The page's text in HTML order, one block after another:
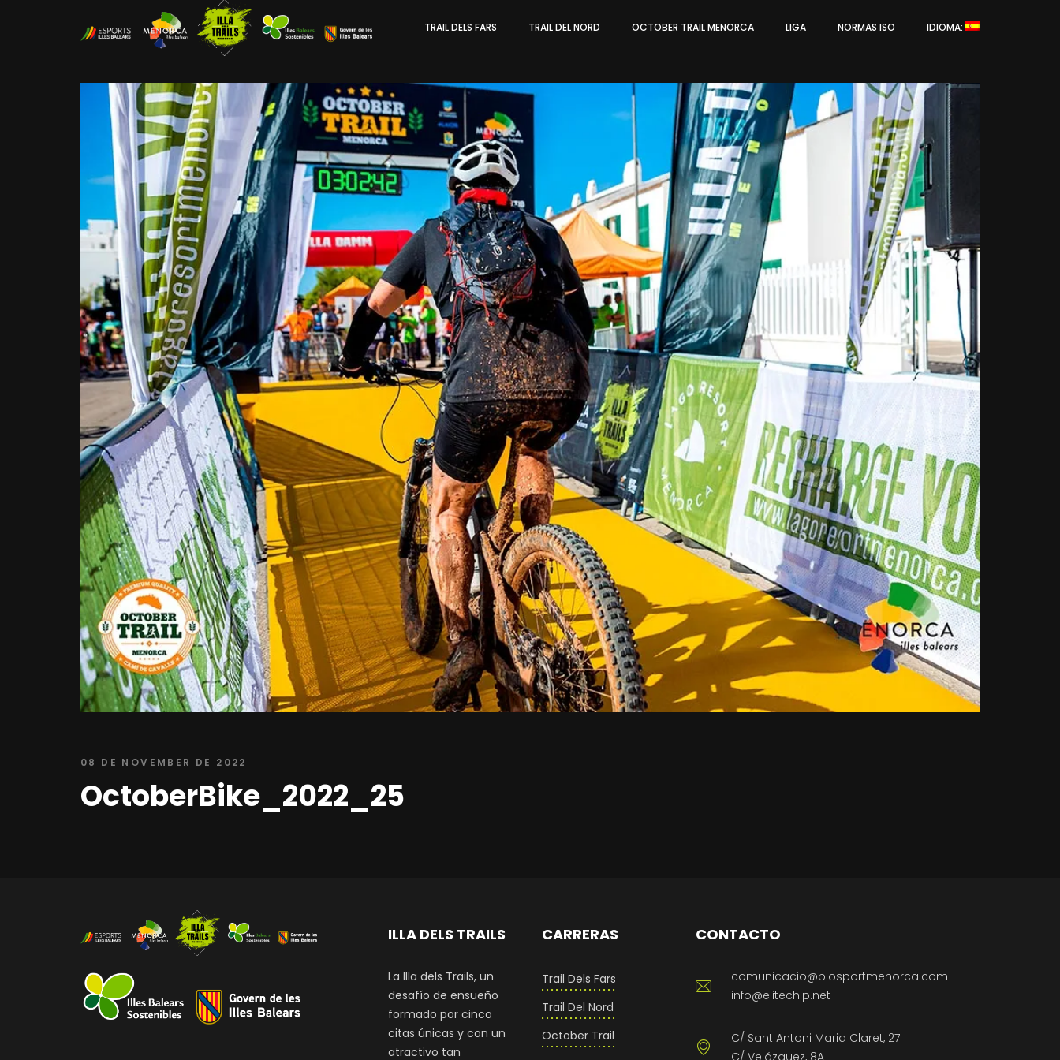
TRAIL DELS FARS TRAIL DEL NORD OCTOBER TRAIL MENORCA LIGA NORMAS ISO IDIOMA:
08 DE NOVEMBER DE 2022
OctoberBike_2022_25
ILLA DELS TRAILS
La Illa dels Trails, un
desafío de ensueño
formado por cinco
citas únicas y con un
atractivo tan
CARRERAS
Trail Dels Fars
Trail Del Nord
October Trail
CONTACTO
comunicacio@biosportmenorca.com
info@elitechip.net
C/ Sant Antoni Maria Claret, 27